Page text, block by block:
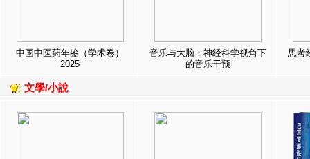
中国中医药年鉴（学术卷）
2025
音乐与大脑：神经科学视角下
的音乐干预
思考
文學/小說